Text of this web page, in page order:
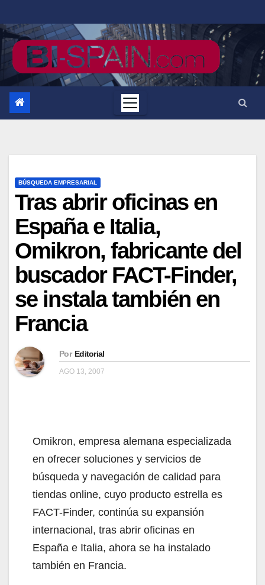
al
contenido
BÚSQUEDA EMPRESARIAL
Tras abrir oficinas en
España e Italia,
Omikron, fabricante del
buscador FACT-Finder,
se instala también en
Francia
Por Editorial
AGO 13, 2007
Omikron, empresa alemana especializada
en ofrecer soluciones y servicios de
búsqueda y navegación de calidad para
tiendas online, cuyo producto estrella es
FACT-Finder, continúa su expansión
internacional, tras abrir oficinas en
España e Italia, ahora se ha instalado
también en Francia.